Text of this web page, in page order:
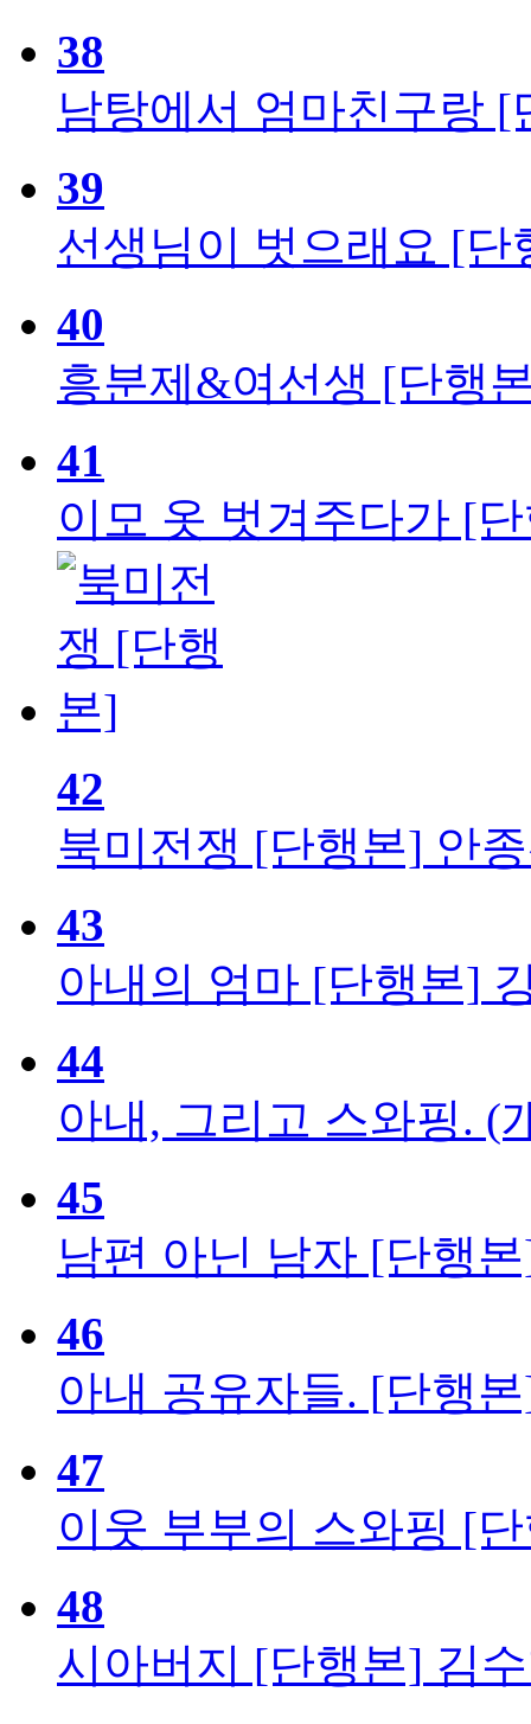
38
남탕에서 엄마친구랑 [
39
선생님이 벗으래요 [단
40
흥분제&여선생 [단행
41
이모 옷 벗겨주다가 [
42
북미전쟁 [단행본] 안
43
아내의 엄마 [단행본]
44
아내, 그리고 스와핑. (
45
남편 아닌 남자 [단행
46
아내 공유자들. [단행
47
이웃 부부의 스와핑 [
48
시아버지 [단행본] 김